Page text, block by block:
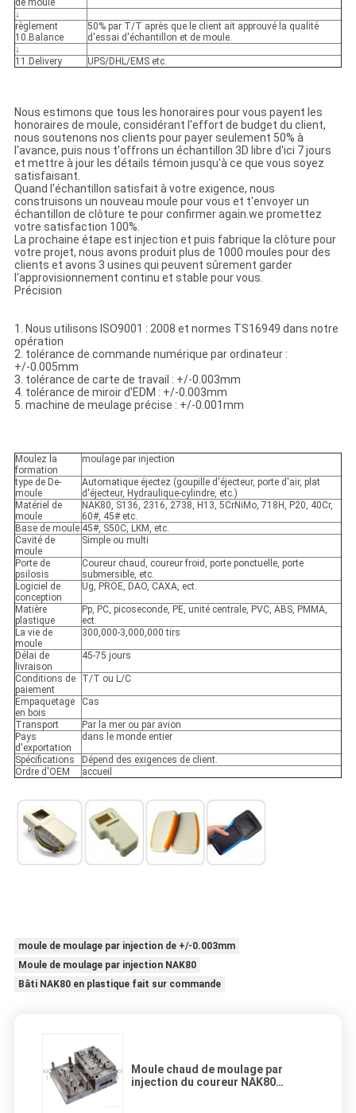
de moule
↓
règlement
10.Balance
50% par T/T après que le client ait approuvé la qualité
d'essai d'échantillon et de moule.
↓
11.Delivery
UPS/DHL/EMS etc.
Nous estimons que tous les honoraires pour vous payent les
honoraires de moule, considérant l'effort de budget du client,
nous soutenons nos clients pour payer seulement 50% à
l'avance, puis nous t'offrons un échantillon 3D libre d'ici 7 jours
et mettre à jour les détails témoin jusqu'à ce que vous soyez
satisfaisant.
Quand l'échantillon satisfait à votre exigence, nous
construisons un nouveau moule pour vous et t'envoyer un
échantillon de clôture te pour confirmer again.we promettez
votre satisfaction 100%.
La prochaine étape est injection et puis fabrique la clôture pour
votre projet, nous avons produit plus de 1000 moules pour des
clients et avons 3 usines qui peuvent sûrement garder
l'approvisionnement continu et stable pour vous.
Précision
1. Nous utilisons ISO9001 : 2008 et normes TS16949 dans notre
opération
2. tolérance de commande numérique par ordinateur :
+/-0.005mm
3. tolérance de carte de travail : +/-0.003mm
4. tolérance de miroir d'EDM : +/-0.003mm
5. machine de meulage précise : +/-0.001mm
Moulez la
formation
moulage par injection
type de De-
moule
Automatique éjectez (goupille d'éjecteur, porte d'air, plat
d'éjecteur, Hydraulique-cylindre, etc.)
Matériel de
moule
NAK80, S136, 2316, 2738, H13, 5CrNiMo, 718H, P20, 40Cr,
60#, 45# etc.
Base de moule 45#, S50C, LKM, etc.
Cavité de
moule
Simple ou multi
Porte de
psilosis
Coureur chaud, coureur froid, porte ponctuelle, porte
submersible, etc.
Logiciel de
conception
Ug, PROE, DAO, CAXA, ect.
Matière
plastique
Pp, PC, picoseconde, PE, unité centrale, PVC, ABS, PMMA,
ect.
La vie de
moule
300,000-3,000,000 tirs
Délai de
livraison
45-75 jours
Conditions de
paiement
T/T ou L/C
Empaquetage
en bois
Cas
Transport
Par la mer ou par avion
Pays
d'exportation
dans le monde entier
Spécifications
Dépend des exigences de client.
Ordre d'OEM
accueil
moule de moulage par injection de +/-0.003mm
Moule de moulage par injection NAK80
Bâti NAK80 en plastique fait sur commande
Moule chaud de moulage par
injection du coureur NAK80